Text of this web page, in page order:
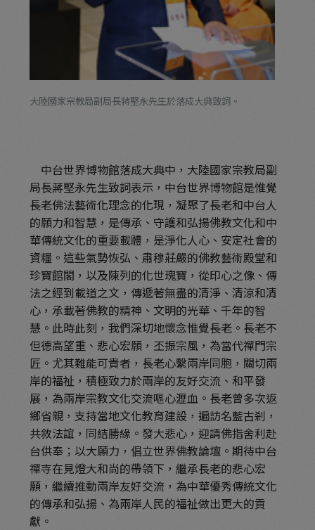
大陸國家宗教局副局長蔣堅永先生於落成大典致詞。
中台世界博物館落成大典中，大陸國家宗教局副
局長蔣堅永先生致詞表示，中台世界博物館是惟覺
長老佛法藝術化理念的化現，凝聚了長老和中台人
的願力和智慧，是傳承、守護和弘揚佛教文化和中
華傳統文化的重要載體，是淨化人心、安定社會的
資糧。這些氣勢恢弘、肅穆莊嚴的佛教藝術殿堂和
珍寶館閣，以及陳列的化世瑰寶，從印心之像、傳
法之經到載道之文，傳遞著無盡的清淨、清涼和清
心，承載著佛教的精神、文明的光華、千年的智
慧。此時此刻，我們深切地懷念惟覺長老。長老不
但德高望重、悲心宏願，丕振宗風，為當代禪門宗
匠。尤其難能可貴者，長老心繫兩岸同胞，關切兩
岸的福祉，積極致力於兩岸的友好交流、和平發
展，為兩岸宗教文化交流嘔心瀝血。長老曾多次返
鄉省親，支持當地文化教育建設，遍訪名藍古剎，
共敘法誼，同結勝緣。發大悲心，迎請佛指舍利赴
台供奉；以大願力，倡立世界佛教論壇。期待中台
禪寺在見燈大和尚的帶領下，繼承長老的悲心宏
願，繼續推動兩岸友好交流，為中華優秀傳統文化
的傳承和弘揚、為兩岸人民的福祉做出更大的貢
獻。